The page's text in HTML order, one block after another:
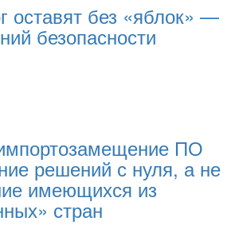
оставят без «яблок» —
безопасности
ПО
решений с нуля, а не
имеющихся из
стран